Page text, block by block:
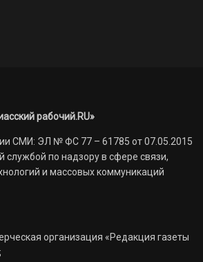
рабочий.RU»
СМИ: ЭЛ № ФС 77 – 61785 от 07.05.2015
по надзору в сфере связи,
и массовых коммуникаций
организация «Редакция газеты